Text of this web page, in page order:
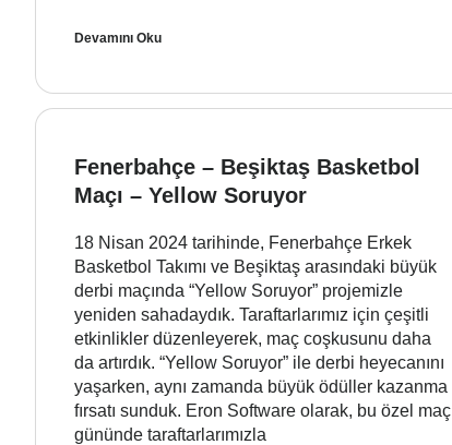
Devamını Oku
Fenerbahçe – Beşiktaş Basketbol
Maçı – Yellow Soruyor
18 Nisan 2024 tarihinde, Fenerbahçe Erkek
Basketbol Takımı ve Beşiktaş arasındaki büyük
derbi maçında “Yellow Soruyor” projemizle
yeniden sahadaydık. Taraftarlarımız için çeşitli
etkinlikler düzenleyerek, maç coşkusunu daha
da artırdık. “Yellow Soruyor” ile derbi heyecanını
yaşarken, aynı zamanda büyük ödüller kazanma
fırsatı sunduk. Eron Software olarak, bu özel maç
gününde taraftarlarımızla